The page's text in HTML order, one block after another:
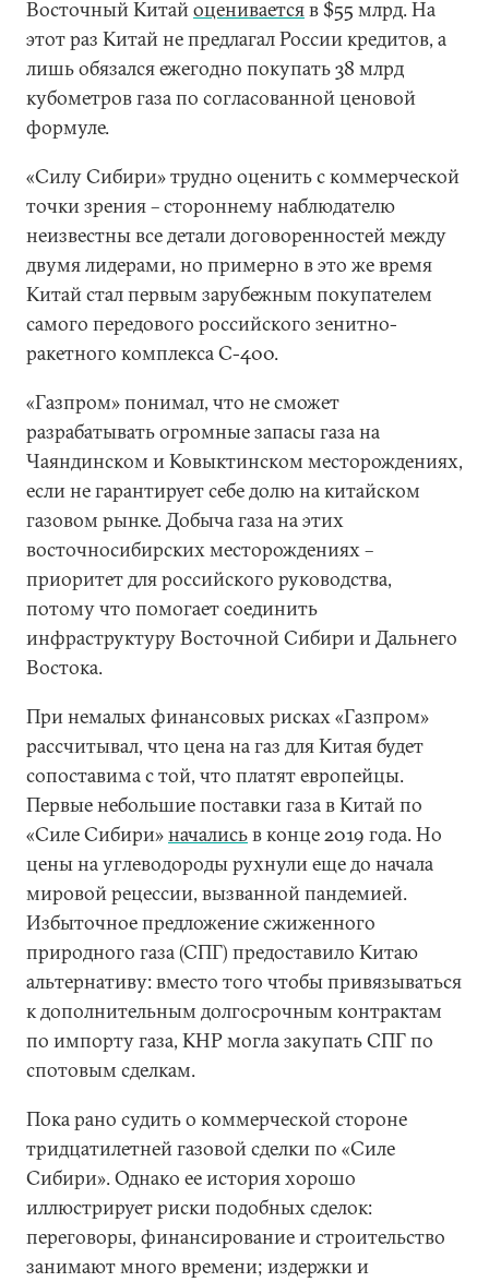
Восточный Китайоцениваетсяв $55 млрд. На
этот раз Китай не предлагал России кредитов, а
лишь обязался ежегодно покупать 38 млрд
кубометров газа по согласованной ценовой
формуле.
«Силу Сибири» трудно оценить с коммерческой
точки зрения – стороннему наблюдателю
неизвестны все детали договоренностей между
двумя лидерами, но примерно в это же время
Китай стал первым зарубежным покупателем
самого передового российского зенитно-
ракетного комплекса С-400.
«Газпром» понимал, что не сможет
разрабатывать огромные запасы газа на
Чаяндинском и Ковыктинском месторождениях,
если не гарантирует себе долю на китайском
газовом рынке. Добыча газа на этих
восточносибирских месторождениях –
приоритет для российского руководства,
потому что помогает соединить
инфраструктуру Восточной Сибири и Дальнего
Востока.
При немалых финансовых рисках «Газпром»
рассчитывал, что цена на газ для Китая будет
сопоставима с той, что платят европейцы.
Первые небольшие поставки газа в Китай по
«Силе Сибири»началисьв конце 2019 года. Но
цены на углеводороды рухнули еще до начала
мировой рецессии, вызванной пандемией.
Избыточное предложение сжиженного
природного газа (СПГ) предоставило Китаю
альтернативу: вместо того чтобы привязываться
к дополнительным долгосрочным контрактам
по импорту газа, КНР могла закупать СПГ по
спотовым сделкам.
Пока рано судить о коммерческой стороне
тридцатилетней газовой сделки по «Силе
Сибири». Однако ее история хорошо
иллюстрирует риски подобных сделок:
переговоры, финансирование и строительство
занимают много времени; издержки и